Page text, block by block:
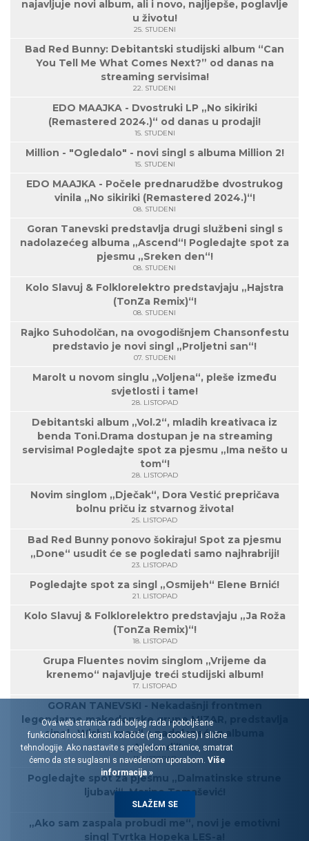
najavljuje novi album, ali i novo, najljepše, poglavlje
u životu!
25. STUDENI
Bad Red Bunny: Debitantski studijski album “Can
You Tell Me What Comes Next?” od danas na
streaming servisima!
22. STUDENI
EDO MAAJKA - Dvostruki LP „No sikiriki
(Remastered 2024.)“ od danas u prodaji!
15. STUDENI
Million - "Ogledalo" - novi singl s albuma Million 2!
15. STUDENI
EDO MAAJKA - Počele prednarudžbe dvostrukog
vinila „No sikiriki (Remastered 2024.)“!
08. STUDENI
Goran Tanevski predstavlja drugi službeni singl s
nadolazećeg albuma „Ascend“! Pogledajte spot za
pjesmu „Sreken den“!
08. STUDENI
Kolo Slavuj & Folklorelektro predstavjaju „Hajstra
(TonZa Remix)“!
08. STUDENI
Rajko Suhodolčan, na ovogodišnjem Chansonfestu
predstavio je novi singl „Proljetni san“!
07. STUDENI
Marolt u novom singlu „Voljena“, pleše između
svjetlosti i tame!
28. LISTOPAD
Debitantski album „Vol.2“, mladih kreativaca iz
benda Toni.Drama dostupan je na streaming
servisima! Pogledajte spot za pjesmu „Ima nešto u
tom“!
28. LISTOPAD
Novim singlom „Dječak“, Dora Vestić prepričava
bolnu priču iz stvarnog života!
25. LISTOPAD
Bad Red Bunny ponovo šokiraju! Spot za pjesmu
„Done“ usudit će se pogledati samo najhrabriji!
23. LISTOPAD
Pogledajte spot za singl „Osmijeh“ Elene Brnić!
21. LISTOPAD
Kolo Slavuj & Folklorelektro predstavjaju „Ja Roža
(TonZa Remix)“!
18. LISTOPAD
Grupa Fluentes novim singlom „Vrijeme da
krenemo“ najavljuje treći studijski album!
17. LISTOPAD
GORAN TANEVSKI - Nekadašnji frontmen
legendarne makedonske grupe MIZAR, predstavlja
singl „Wish a man“ s nadolazećeg albuma
„Ascend“!
11. LISTOPAD
Pogledajte spot za pjesmu „Dalmatinske strune
ljubavi“, Marine Tomašević!
10. LISTOPAD
„Ako sam zaspala probudi me“, novi je emotivni
singl Tvrtka Hopeka LES-a!
Ova web stranica radi boljeg rada i poboljšane
funkcionalnosti koristi kolačiće (eng. cookies) i slične
tehnologije. Ako nastavite s pregledom stranice, smatrat
ćemo da ste suglasni s navedenom uporabom. Više
informacija »
SLAŽEM SE